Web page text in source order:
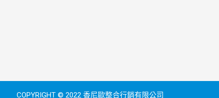
COPYRIGHT © 2022 香尼歐整合行銷有限公司